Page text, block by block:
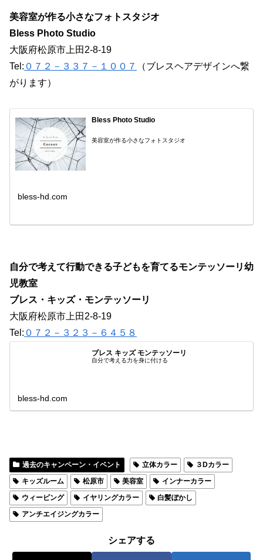
美容室が作る小さなフォトスタジオ
Bless Photo Studio
大阪府松原市上田2-8-19
Tel: ０７２－３３７－１００７
（ブレスヘアデザインへ繋
がります）
Bless Photo Studio
美容室が作る小さなフォトスタジオ
bless-hd.com
自分で考えて行動できる子どもを育てるモンテッソーリ幼
児教室
ブレス・キッズ・モンテッソーリ
大阪府松原市上田2-8-19
Tel: ０７２－３２３－６４５８
ブレス キッズ モンテッソーリ
自分で考える力を身に付ける
bless-hd.com
過去のキャンペーン・イベント 立体カラー
３Dカラー
キッズルーム
松原市 美容室
インナーカラー
ウィービング
イヤリングカラー
白髪ぼかし
アンチエイジングカラー
シェアする